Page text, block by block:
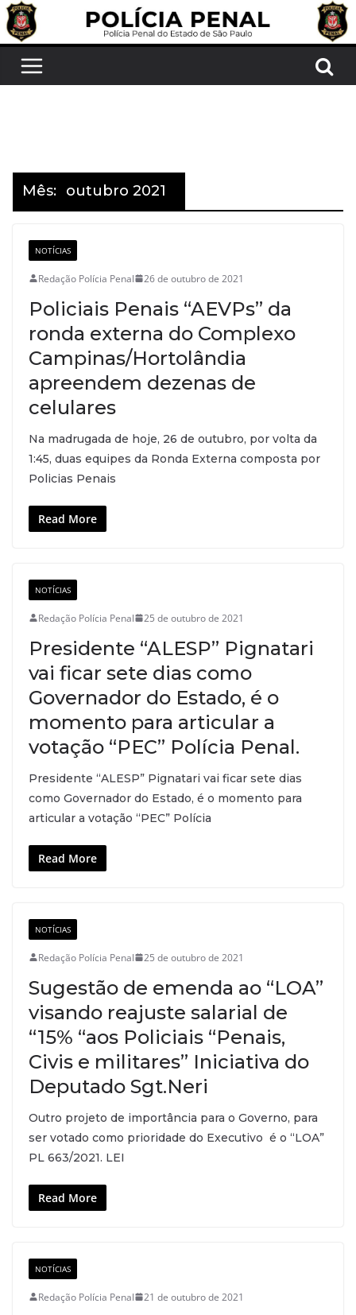
Pular
para
conteúdo
Mês: outubro 2021
NOTÍCIAS
Redação Polícia Penal 26 de outubro de 2021
Policiais Penais “AEVPs” da
ronda externa do Complexo
Campinas/Hortolândia
apreendem dezenas de
celulares
Na madrugada de hoje, 26 de outubro, por volta da
1:45, duas equipes da Ronda Externa composta por
Policias Penais
Read More
NOTÍCIAS
Redação Polícia Penal 25 de outubro de 2021
Presidente “ALESP” Pignatari
vai ficar sete dias como
Governador do Estado, é o
momento para articular a
votação “PEC” Polícia Penal.
Presidente “ALESP” Pignatari vai ficar sete dias
como Governador do Estado, é o momento para
articular a votação “PEC” Polícia
Read More
NOTÍCIAS
Redação Polícia Penal 25 de outubro de 2021
Sugestão de emenda ao “LOA”
visando reajuste salarial de
“15% “aos Policiais “Penais,
Civis e militares” Iniciativa do
Deputado Sgt.Neri
Outro projeto de importância para o Governo, para
ser votado como prioridade do Executivo é o “LOA”
PL 663/2021. LEI
Read More
NOTÍCIAS
Redação Polícia Penal 21 de outubro de 2021